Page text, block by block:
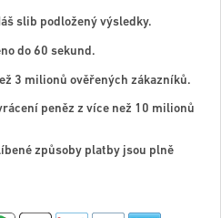
slib podložený výsledky.
do 60 sekund.
3 milionů ověřených zákazníků.
peněz z více než 10 milionů
způsoby platby jsou plně